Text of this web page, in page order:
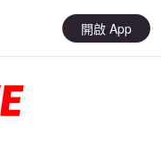
開啟 App